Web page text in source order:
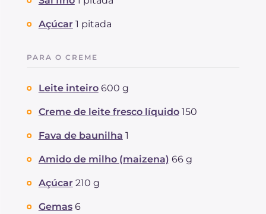
Açúcar 1 pitada
PARA O CREME
Leite inteiro 600 g
Creme de leite fresco líquido 150
Fava de baunilha 1
Amido de milho (maizena) 66 g
Açúcar 210 g
Gemas 6